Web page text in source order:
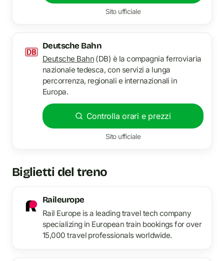
Sito ufficiale
Deutsche Bahn
Deutsche Bahn(DB) è la compagnia ferroviaria
nazionale tedesca, con servizi a lunga
percorrenza, regionali e internazionali in
Europa.
Controlla orari e prezzi
Sito ufficiale
Biglietti del treno
Raileurope
Rail Europe is a leading travel tech company
specializing in European train bookings for over
15,000 travel professionals worldwide.